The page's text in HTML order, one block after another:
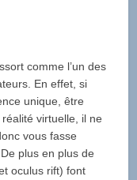
comme l’un des
En effet, si
unique, être
virtuelle, il ne
vous fasse
plus en plus de
oculus rift) font